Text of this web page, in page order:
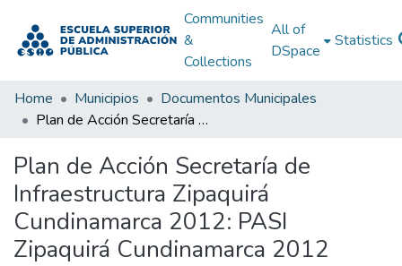
Communities
&
Collections
All of
DSpace
Statistics
Home Municipios
Documentos Municipales
Plan de Acción Secretaría de Infraestructura Zipaquirá Cundinamarca 2012: PASI Zipaquirá Cundinamarca 2012
Plan de Acción Secretaría de
Infraestructura Zipaquirá
Cundinamarca 2012: PASI
Zipaquirá Cundinamarca 2012